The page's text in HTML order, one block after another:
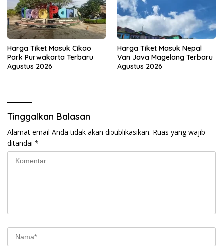
Harga Tiket Masuk Cikao
Park Purwakarta Terbaru
Agustus 2026
Harga Tiket Masuk Nepal
Van Java Magelang Terbaru
Agustus 2026
Tinggalkan Balasan
Alamat email Anda tidak akan dipublikasikan. Ruas yang wajib
ditandai *